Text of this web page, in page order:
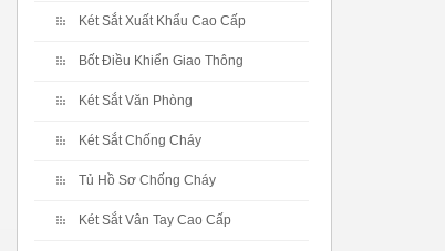
Két Sắt Xuất Khẩu Cao Cấp
Bốt Điều Khiển Giao Thông
Két Sắt Văn Phòng
Két Sắt Chống Cháy
Tủ Hồ Sơ Chống Cháy
Két Sắt Vân Tay Cao Cấp